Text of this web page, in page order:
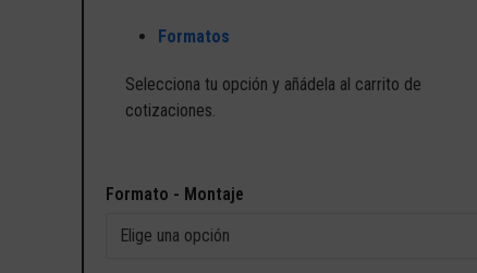
Formatos
Selecciona tu opción y añádela al carrito de
cotizaciones.
Formato - Montaje